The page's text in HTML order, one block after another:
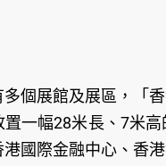
個展館及展區，「
一幅28米長、7米
國際金融中心、香